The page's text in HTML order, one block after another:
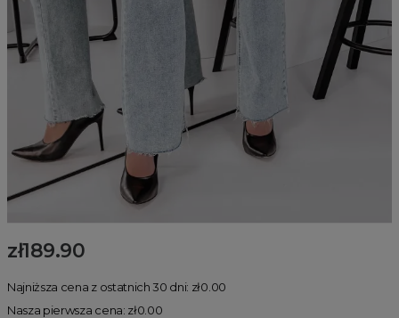
zł189.90
Najniższa cena z ostatnich 30 dni: zł0.00
Nasza pierwsza cena: zł0.00